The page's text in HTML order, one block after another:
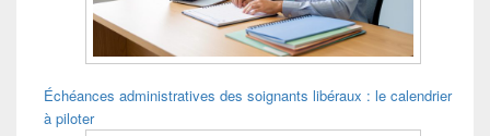
Échéances administratives des soignants libéraux : le calendrier
à piloter